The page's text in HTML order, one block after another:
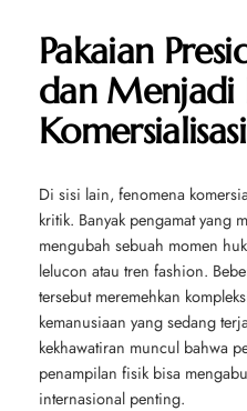
Pakaian
dan Menjadi
Komersialisasi
Di sisi lain, fenomena
kritik. Banyak pengamat yang
mengubah sebuah momen
lelucon atau tren fashion.
tersebut meremehkan
kemanusiaan yang sedang
kekhawatiran muncul bahwa
penampilan fisik bisa
internasional penting.